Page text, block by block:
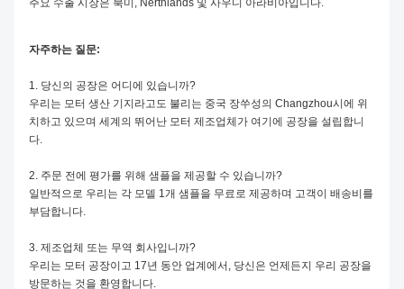
주요 수출 시장은 북미, Nerthlands 및 사우디 아라비아입니다.
자주하는 질문:
1. 당신의 공장은 어디에 있습니까?
우리는 모터 생산 기지라고도 불리는 중국 장쑤성의 Changzhou시에 위
치하고 있으며 세계의 뛰어난 모터 제조업체가 여기에 공장을 설립합니
다.
2. 주문 전에 평가를 위해 샘플을 제공할 수 있습니까?
일반적으로 우리는 각 모델 1개 샘플을 무료로 제공하며 고객이 배송비를
부담합니다.
3. 제조업체 또는 무역 회사입니까?
우리는 모터 공장이고 17년 동안 업계에서, 당신은 언제든지 우리 공장을
방문하는 것을 환영합니다.